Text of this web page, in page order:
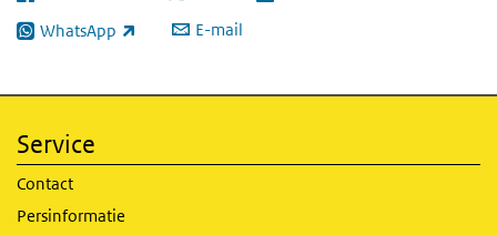
WhatsApp
(externe link) E-mail
Service
Contact
Persinformatie